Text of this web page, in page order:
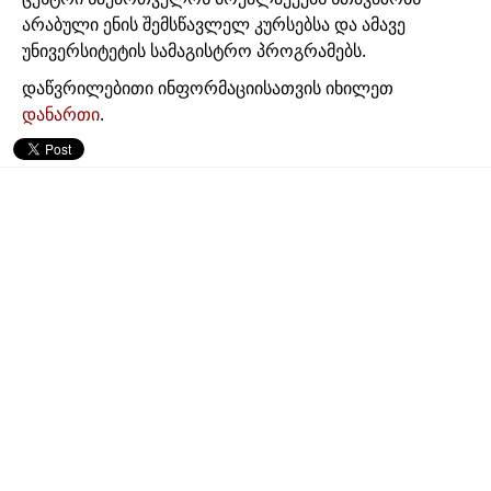
არაბული ენის შემსწავლელ კურსებსა და ამავე
უნივერსიტეტის სამაგისტრო პროგრამებს.
დაწვრილებითი ინფორმაციისათვის იხილეთ
დანართი.